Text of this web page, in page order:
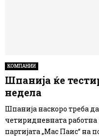
КОМПАНИИ
Шпанија ќе
недела
Шпанија наскоро треба
четиридневната
партијата „Мас Паис“ на